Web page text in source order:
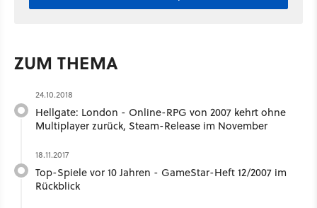
ZUM THEMA
24.10.2018
Hellgate: London - Online-RPG von 2007 kehrt ohne
Multiplayer zurück, Steam-Release im November
18.11.2017
Top-Spiele vor 10 Jahren - GameStar-Heft 12/2007 im
Rückblick